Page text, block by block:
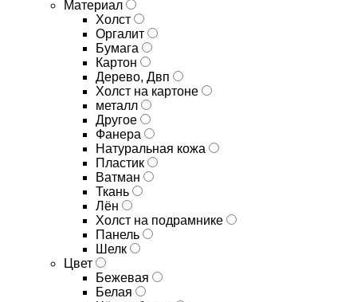
Материал
Холст
Оргалит
Бумага
Картон
Дерево, Двп
Холст на картоне
металл
Другое
Фанера
Натуральная кожа
Пластик
Ватман
Ткань
Лён
Холст на подрамнике
Панель
Шелк
Цвет
Бежевая
Белая